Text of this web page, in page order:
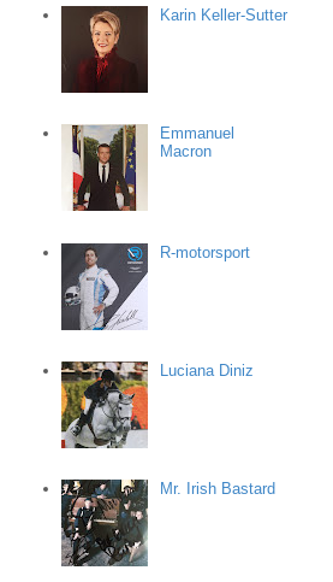
Karin Keller-Sutter
Emmanuel
Macron
R-motorsport
Luciana Diniz
Mr. Irish Bastard